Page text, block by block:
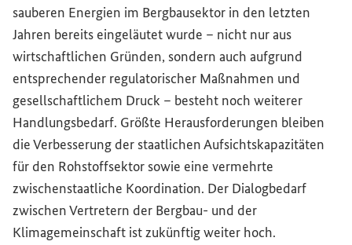
sauberen Energien im Bergbausektor in den letzten
Jahren bereits eingeläutet wurde – nicht nur aus
wirtschaftlichen Gründen, sondern auch aufgrund
entsprechender regulatorischer Maßnahmen und
gesellschaftlichem Druck – besteht noch weiterer
Handlungsbedarf. Größte Herausforderungen bleiben
die Verbesserung der staatlichen Aufsichtskapazitäten
für den Rohstoffsektor sowie eine vermehrte
zwischenstaatliche Koordination. Der Dialogbedarf
zwischen Vertretern der Bergbau- und der
Klimagemeinschaft ist zukünftig weiter hoch.